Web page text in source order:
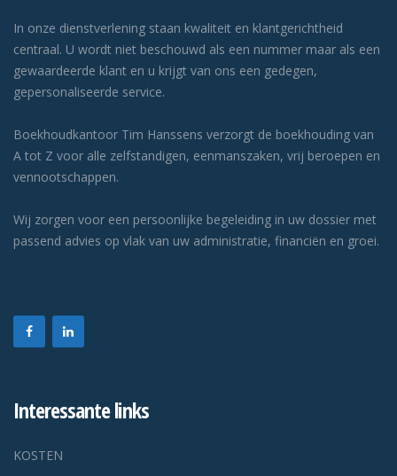
In onze dienstverlening staan kwaliteit en klantgerichtheid
centraal. U wordt niet beschouwd als een nummer maar als een
gewaardeerde klant en u krijgt van ons een gedegen,
gepersonaliseerde service.
Boekhoudkantoor Tim Hanssens verzorgt de boekhouding van
A tot Z voor alle zelfstandigen, eenmanszaken, vrij beroepen en
vennootschappen.
Wij zorgen voor een persoonlijke begeleiding in uw dossier met
passend advies op vlak van uw administratie, financiën en groei.
Interessante links
KOSTEN